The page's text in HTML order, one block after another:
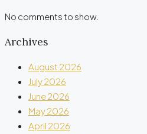
No comments to show.
Archives
August 2026
July 2026
June 2026
May 2026
April 2026